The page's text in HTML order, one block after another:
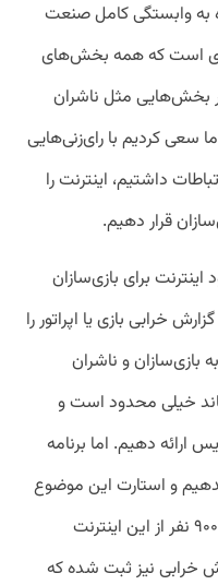
به وابستگی کامل صنعت
است که همه بخش‌های
بخش‌هایی مثل ناشران
سعی کردیم با رای‌زنی‌هایی
داشتیم، اینترنت را
قرار دهیم.
برای بازی‌سازان
خرابی بازی یا اپراتور را
بازی‌سازان و ناشران
خیلی محدود است و
ارائه دهیم. اما برنامه
و استارت این موضوع
خورده است. به گفته او، تاکنون حدود ۹۰۰ نفر از این اینترنت
و بیش از ۱۰ هزار گزارش خرابی نیز ثبت شده که